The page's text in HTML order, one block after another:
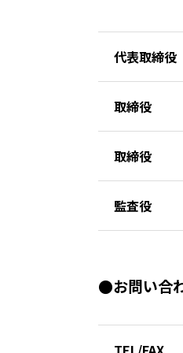
代表取締役
取締役
取締役
監査役
●お問い合